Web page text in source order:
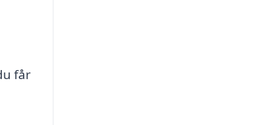
får